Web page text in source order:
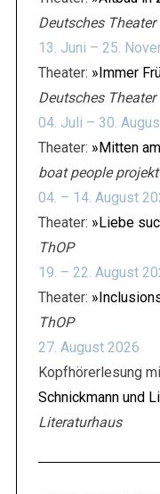
Deutsches Theater
13. Juni – 25.
Theater: »Immer
Deutsches Theater
04. Juli – 30.
Theater: »Mitten
boat people projekt
04. – 14. August
Theater: »Liebe
ThOP
19. – 22. August
Theater:
ThOP
27. August 2026
Kopfhörerlesung
Schnickmann und
Literaturhaus
S
h
e
n
n
c
h
: